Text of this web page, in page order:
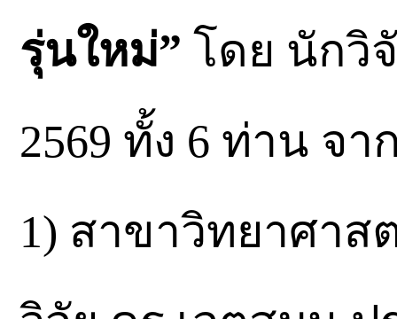
รุ่นใหม่” โดย นักวิ
2569 ทั้ง 6 ท่าน จ
1) สาขาวิทยาศาส